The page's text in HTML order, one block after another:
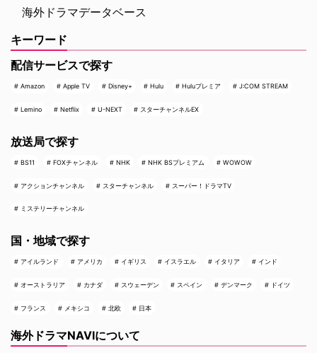
海外ドラマデータベース
キーワード
配信サービスで探す
Amazon Apple TV Disney+ Hulu Huluプレミア J:COM STREAM
Lemino Netflix U-NEXT スターチャンネルEX
放送局で探す
BS11 FOXチャンネル NHK NHK BSプレミアム WOWOW
アクションチャンネル スターチャンネル スーパー！ドラマTV
ミステリーチャンネル
国・地域で探す
アイルランド アメリカ イギリス イスラエル イタリア インド
オーストラリア カナダ スウェーデン スペイン デンマーク ドイツ
フランス メキシコ 北欧 日本
海外ドラマNAVIについて